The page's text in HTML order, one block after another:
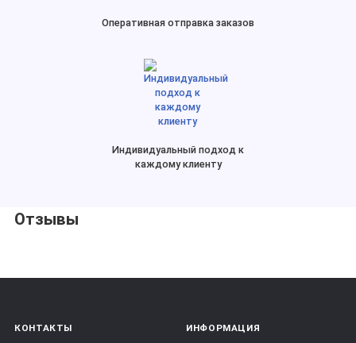
Оперативная отправка заказов
Индивидуальный подход к
каждому клиенту
Отзывы
КОНТАКТЫ ИНФОРМАЦИЯ